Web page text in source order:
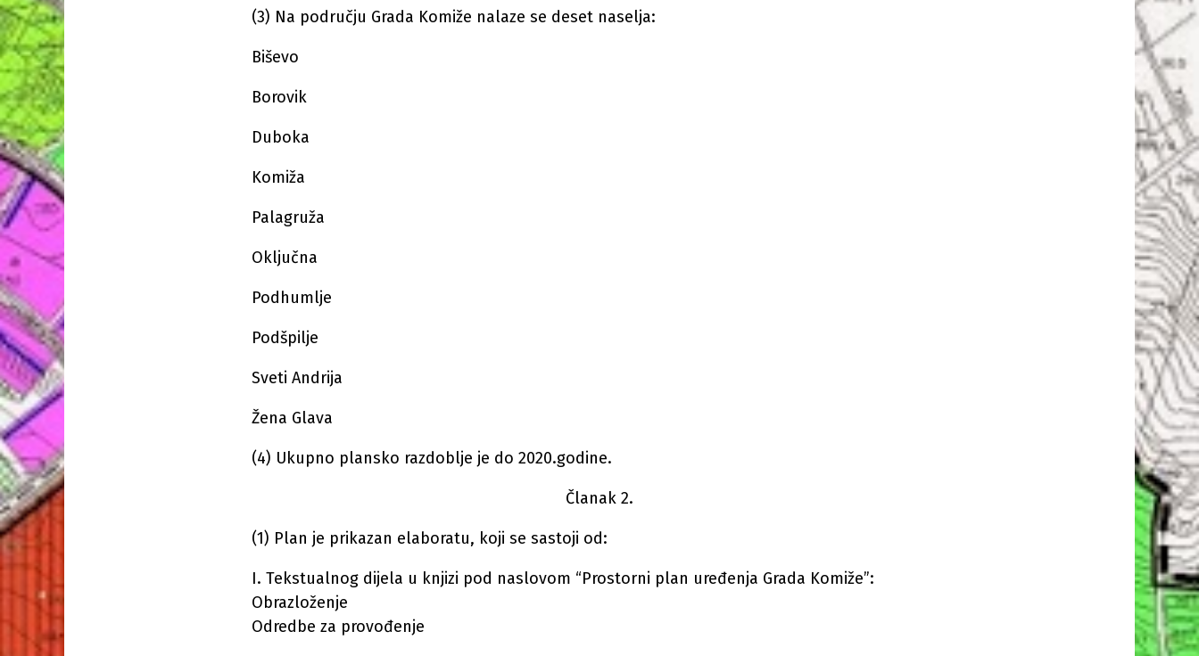
(3) Na području Grada Komiže nalaze se deset naselja:
Biševo
Borovik
Duboka
Komiža
Palagruža
Oključna
Podhumlje
Podšpilje
Sveti Andrija
Žena Glava
(4) Ukupno plansko razdoblje je do 2020.godine.
Članak 2.
(1) Plan je prikazan elaboratu, koji se sastoji od:
I. Tekstualnog dijela u knjizi pod naslovom “Prostorni plan uređenja Grada Komiže”:
Obrazloženje
Odredbe za provođenje